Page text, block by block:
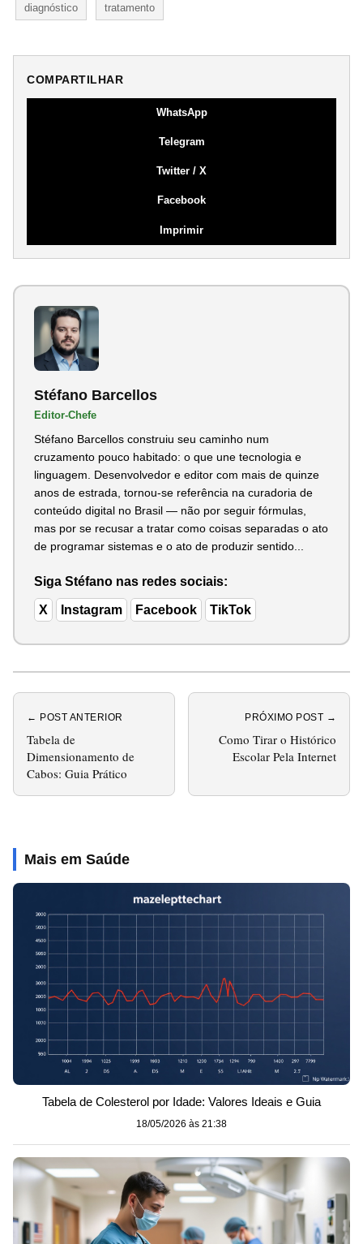
diagnóstico tratamento
COMPARTILHAR
WhatsApp
Telegram
Twitter / X
Facebook
Imprimir
Stéfano Barcellos
Editor-Chefe
Stéfano Barcellos construiu seu caminho num
cruzamento pouco habitado: o que une tecnologia e
linguagem. Desenvolvedor e editor com mais de quinze
anos de estrada, tornou-se referência na curadoria de
conteúdo digital no Brasil — não por seguir fórmulas,
mas por se recusar a tratar como coisas separadas o ato
de programar sistemas e o ato de produzir sentido...
Siga Stéfano nas redes sociais:
X Instagram Facebook TikTok
← POST ANTERIOR
Tabela de
Dimensionamento de
Cabos: Guia Prático
PRÓXIMO POST →
Como Tirar o Histórico
Escolar Pela Internet
Mais em Saúde
Tabela de Colesterol por Idade: Valores Ideais e Guia
18/05/2026 às 21:38